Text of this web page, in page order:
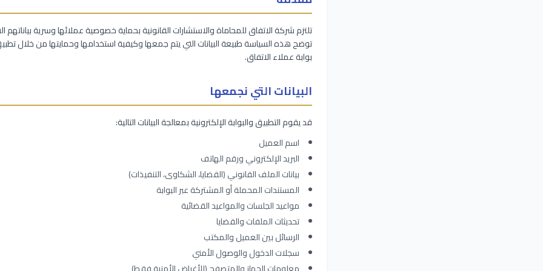
تلتزم شركة الاتفاق للمحاماة والاستشارات القانونية بحماية خصوصية عملائها وسرية بياناتهم
توضح هذه السياسة طبيعة البيانات التي يتم جمعها وكيفية استخدامها وحمايتها من خلال
بوابة عملاء الاتفاق.
البيانات التي نجمعها
قد يقوم التطبيق والبوابة الإلكترونية بمعالجة البيانات التالية:
اسم العميل
البريد الإلكتروني ورقم الهاتف
بيانات الملف القانوني (القضايا، الشكاوى، التنفيذات)
المستندات المحملة أو المشتركة عبر البوابة
مواعيد الجلسات والمواعيد القضائية
تحديثات الملفات والقضايا
الرسائل بين العميل والمكتب
سجلات الدخول والوصول الأمني